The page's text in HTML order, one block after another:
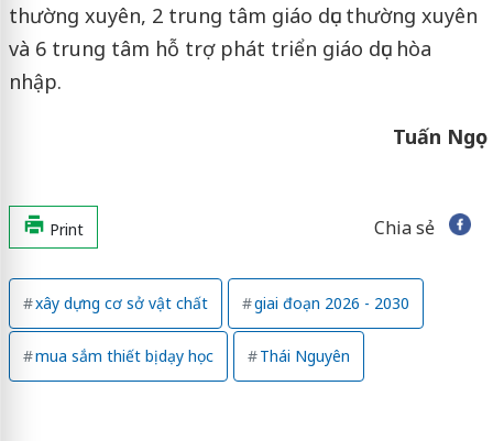
thường xuyên, 2 trung tâm giáo dục thường xuyên
và 6 trung tâm hỗ trợ phát triển giáo dục hòa
nhập.
Tuấn Ngọc
Print Chia sẻ
xây dựng cơ sở vật chất giai đoạn 2026 - 2030
mua sắm thiết bị dạy học Thái Nguyên